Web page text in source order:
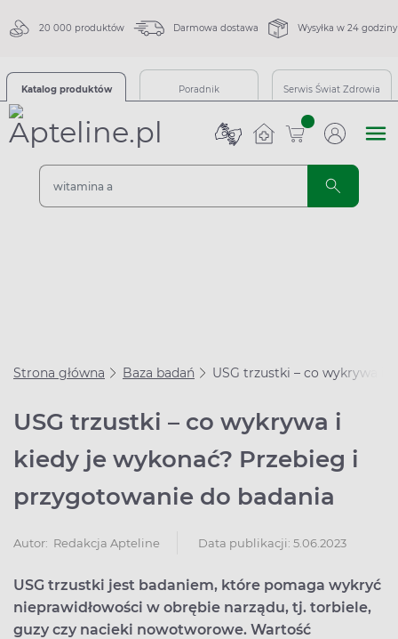
20 000 produktów Darmowa dostawa Wysyłka w 24 godziny
Katalog produktów Poradnik Serwis Świat Zdrowia
sztuk
Strona główna Baza badań USG trzustki – co wykrywa i
USG trzustki – co wykrywa i
kiedy je wykonać? Przebieg i
przygotowanie do badania
Autor: Redakcja Apteline Data publikacji: 5.06.2023
USG trzustki jest badaniem, które pomaga wykryć
nieprawidłowości w obrębie narządu, tj. torbiele,
guzy czy nacieki nowotworowe. Wartość